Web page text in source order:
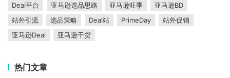
Deal平台
亚马逊选品思路 亚马逊旺季
亚马逊BD
站外引流
选品策略 Deal站 PrimeDay
站外促销
亚马逊Deal
亚马逊干货
热门文章